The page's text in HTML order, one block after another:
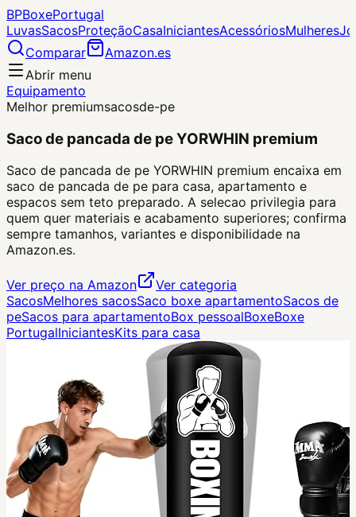
BPBoxePortugal
LuvasSacosProteçãoCasaIniciantesAcessóriosMulheres
Comparar
Amazon.es
Abrir menu
Equipamento
Melhor premiumsacosde-pe
Saco de pancada de pe YORWHIN premium
Saco de pancada de pe YORWHIN premium encaixa em
saco de pancada de pe para casa, apartamento e
espacos sem teto preparado. A selecao privilegia para
quem quer materiais e acabamento superiores; confirma
sempre tamanhos, variantes e disponibilidade na
Amazon.es.
Ver preço na Amazon
Ver categoria
SacosMelhores sacosSaco boxe apartamentoSacos de
peSacos para apartamentoBox pessoalBoxeBoxe
PortugalIniciantesKits para casa